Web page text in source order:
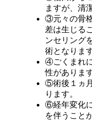
ますが、清
③元々の骨
差は生じる
ンセリング
術となりま
④ごくまれ
性があります
⑤術後１ヵ
ります。
⑥経年変化
を伴うこと